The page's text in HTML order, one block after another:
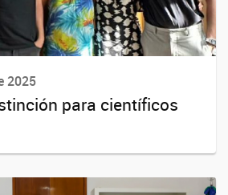
2025
para científicos